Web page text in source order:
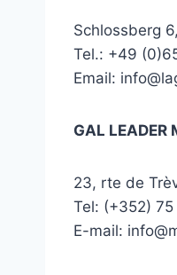
Schlossberg
Tel.: +49
Email:
GAL
23, rte de
Tel: (+352)
E-mail: